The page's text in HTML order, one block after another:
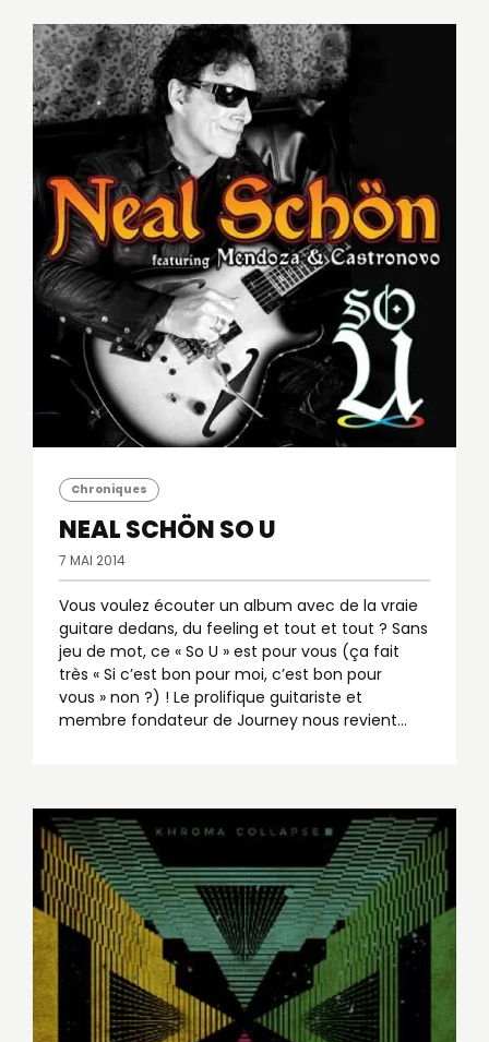
Chroniques
NEAL SCHÖNSO U
7 MAI 2014
Vous voulez écouter un album avec de la vraie
guitare dedans, du feeling et tout et tout ? Sans
jeu de mot, ce « So U » est pour vous (ça fait
très « Si c’est bon pour moi, c’est bon pour
vous » non ?) ! Le prolifique guitariste et
membre fondateur de Journey nous revient…